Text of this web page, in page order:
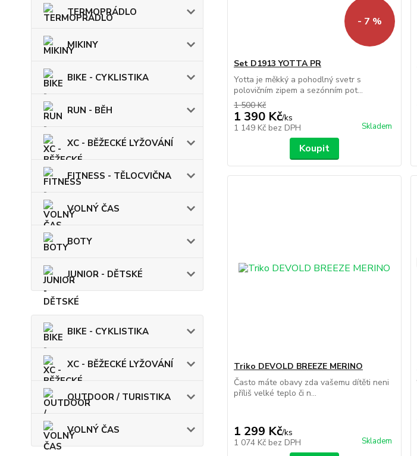
TERMOPRÁDLO
MIKINY
BIKE - CYKLISTIKA
RUN - BĚH
XC - BĚŽECKÉ LYŽOVÁNÍ
FITNESS - TĚLOCVIČNA
VOLNÝ ČAS
BOTY
JUNIOR - DĚTSKÉ
BIKE - CYKLISTIKA
XC - BĚŽECKÉ LYŽOVÁNÍ
OUTDOOR / TURISTIKA
VOLNÝ ČAS
- 7 %
Set D1913 YOTTA PR
Yotta je měkký a pohodlný svetr s
polovičním zipem a sezónním pot...
1 500 Kč
1 390 Kč/ks
1 149 Kč bez DPH Skladem
Koupit
Triko DEVOLD BREEZE MERINO
Často máte obavy zda vašemu dítěti neni
příliš velké teplo či n...
1 299 Kč/ks
1 074 Kč bez DPH Skladem